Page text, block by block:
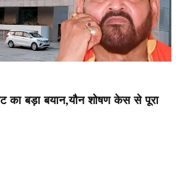
का बड़ा बयान,यौन शोषण केस से पूरा